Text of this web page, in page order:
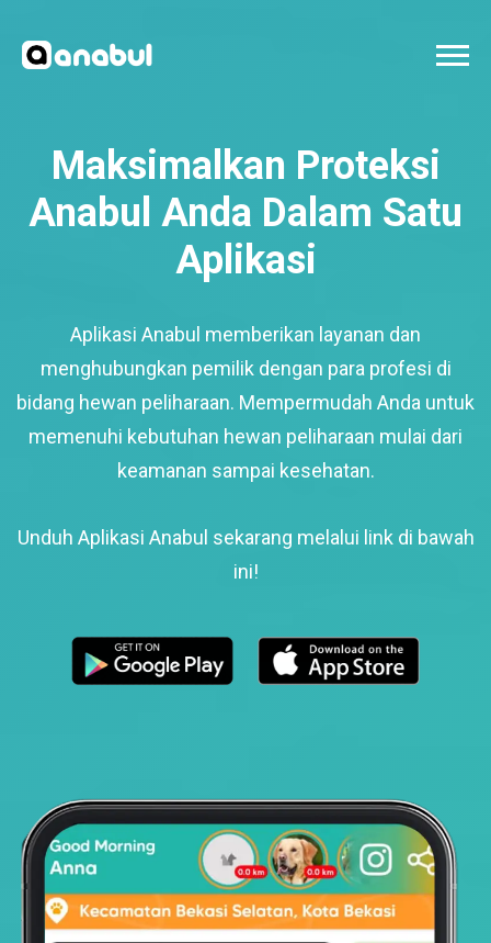
Maksimalkan Proteksi
Anabul Anda Dalam Satu
Aplikasi
Aplikasi Anabul memberikan layanan dan
menghubungkan pemilik dengan para profesi di
bidang hewan peliharaan. Mempermudah Anda untuk
memenuhi kebutuhan hewan peliharaan mulai dari
keamanan sampai kesehatan.
Unduh Aplikasi Anabul sekarang melalui link di bawah
ini!